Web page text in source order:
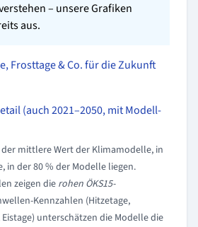
– unsere Grafiken
aus.
Frosttage & Co. für die Zukunft
(auch 2021–2050, mit Modell-
mittlere Wert der Klimamodelle, in
in der 80 % der Modelle liegen.
zeigen die rohen ÖKS15-
Kennzahlen (Hitzetage,
unterschätzen die Modelle die